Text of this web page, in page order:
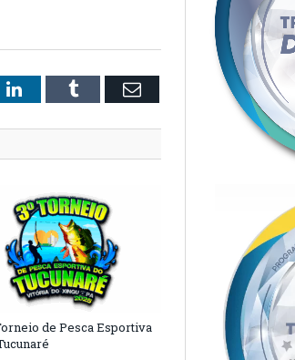
LinkedInTumblr Email
de Pesca Esportiva